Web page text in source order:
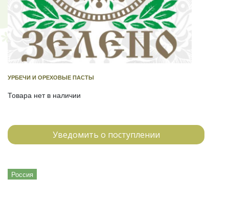
УРБЕЧИ И ОРЕХОВЫЕ ПАСТЫ
Товара нет в наличии
Уведомить о поступлении
Россия